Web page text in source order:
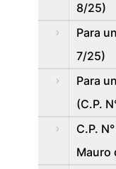
8/25)
Para
7/25)
Para
(C.P.
C.P.
Mauro